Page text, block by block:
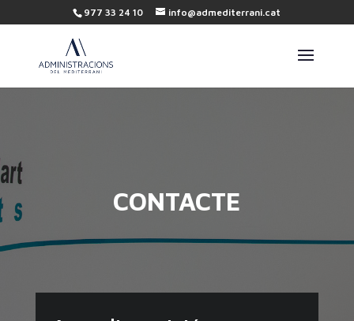
977 33 24 10 info@admediterrani.cat
CONTACTE